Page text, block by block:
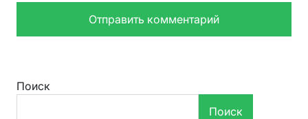
Поиск
Поиск